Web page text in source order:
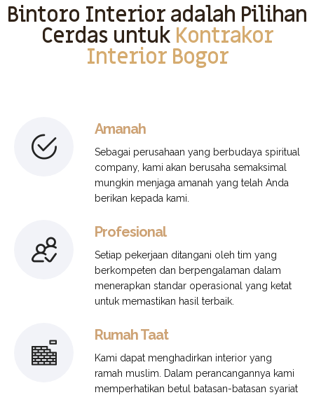
Bintoro Interior adalah Pilihan
Cerdas untuk Kontrakor
Interior Bogor
Amanah
Sebagai perusahaan yang berbudaya spiritual
company, kami akan berusaha semaksimal
mungkin menjaga amanah yang telah Anda
berikan kepada kami.
Profesional
Setiap pekerjaan ditangani oleh tim yang
berkompeten dan berpengalaman dalam
menerapkan standar operasional yang ketat
untuk memastikan hasil terbaik.
Rumah Taat
Kami dapat menghadirkan interior yang
ramah muslim. Dalam perancangannya kami
memperhatikan betul batasan-batasan syariat